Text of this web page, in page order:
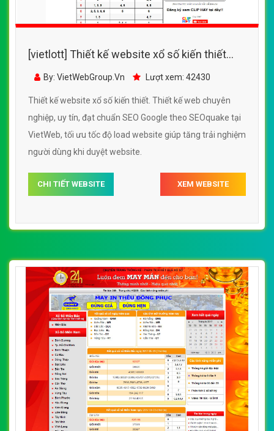
[vietlott] Thiết kế website xổ số kiến thiết
đẹp, chuyên nghiệp chuẩn SEO
By: VietWebGroup.Vn Lượt xem: 42430
Thiết kế website xổ số kiến thiết. Thiết kế web chuyên
nghiệp, uy tín, đạt chuẩn SEO Google theo SEOquake tại
VietWeb, tối ưu tốc độ load website giúp tăng trải nghiệm
người dùng khi duyệt website.
CHI TIẾT WEBSITE XEM WEBSITE